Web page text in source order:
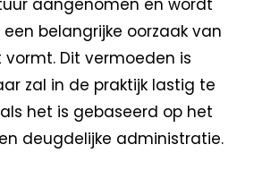
aangenomen en wordt
belangrijke oorzaak van
Dit vermoeden is
zal in de praktijk lastig te
het is gebaseerd op het
deugdelijke administratie.